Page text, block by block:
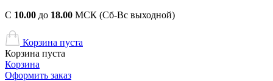
С 10.00 до 18.00 МСК (Сб-Вс выходной)
Корзина пуста
Корзина пуста
Корзина
Оформить заказ